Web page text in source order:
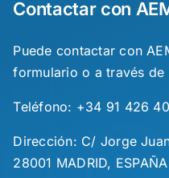
Contactar con
Puede contactar con
formulario o a través
Teléfono: +34 91 426
Dirección: C/ Jorge
28001 MADRID, ESPAÑA